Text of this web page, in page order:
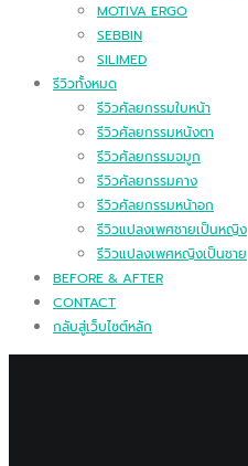
MOTIVA ERGO
SEBBIN
SILIMED
รีวิวทั้งหมด
รีวิวศัลยกรรมใบหน้า
รีวิวศัลยกรรมหนังตา
รีวิวศัลยกรรมจมูก
รีวิวศัลยกรรมคาง
รีวิวศัลยกรรมหน้าอก
รีวิวแปลงเพศชายเป็นหญิง
รีวิวแปลงเพศหญิงเป็นชาย
BEFORE & AFTER
CONTACT
กลับสู่เว็บไซต์หลัก